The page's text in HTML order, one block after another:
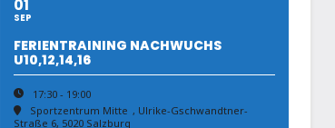
Landesrandori ab U16 []
01
SEP
FERIENTRAINING NACHWUCHS
U10,12,14,16
17:30 - 19:00
Sportzentrum Mitte , Ulrike-Gschwandtner-
Straße 6, 5020 Salzburg